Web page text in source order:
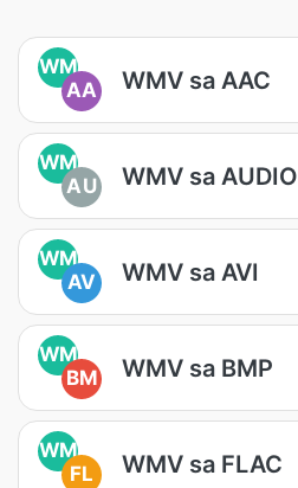
WM
AA
WMV sa AAC
WM
AU
WMV sa AUDIO
WM
AV
WMV sa AVI
WM
BM
WMV sa BMP
WM
FL
WMV sa FLAC